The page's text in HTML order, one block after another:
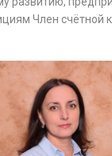
Член счётной